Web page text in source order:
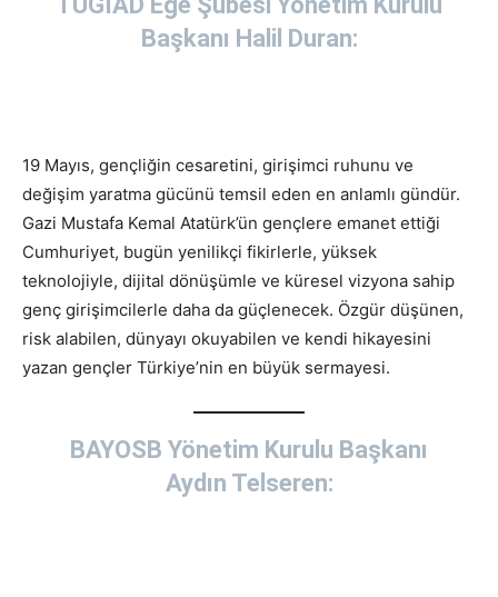
Başkanı Halil Duran:
19 Mayıs, gençliğin cesaretini, girişimci ruhunu ve
değişim yaratma gücünü temsil eden en anlamlı gündür.
Gazi Mustafa Kemal Atatürk’ün gençlere emanet ettiği
Cumhuriyet, bugün yenilikçi fikirlerle, yüksek
teknolojiyle, dijital dönüşümle ve küresel vizyona sahip
genç girişimcilerle daha da güçlenecek. Özgür düşünen,
risk alabilen, dünyayı okuyabilen ve kendi hikayesini
yazan gençler Türkiye’nin en büyük sermayesi.
BAYOSB Yönetim Kurulu Başkanı
Aydın Telseren: